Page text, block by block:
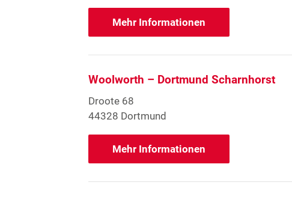
Mehr Informationen
Woolworth – Dortmund Scharnhorst
Droote 68
44328 Dortmund
Mehr Informationen